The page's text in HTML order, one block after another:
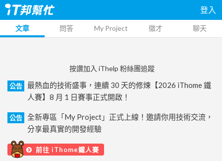
登入
文章 問答 My Project 徵才 聊天
按讚加入 iThelp 粉絲團追蹤
公告
最熱血的技術盛事，連續 30 天的修煉【2026 iThome 鐵
人賽】8 月 1 日賽事正式開啟！
公告
全新專區「My Project」正式上線！邀請你用技術交流，
分享最真實的開發經驗
前往 iThome鐵人賽